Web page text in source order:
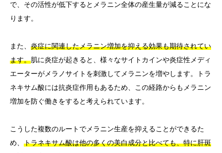
で、その活性が低下するとメラニン全体の産生量が減ることにな
ります。
また、 炎症に関連したメラニン増加を抑える効果も期待されてい
ます。肌に炎症が起きると、様々なサイトカインや炎症性メディ
エーターがメラノサイトを刺激してメラニンを増やします。トラ
ネキサム酸には抗炎症作用もあるため、この経路からもメラニン
増加を防ぐ働きをすると考えられています。
こうした複数のルートでメラニン生産を抑えることができるた
め、 トラネキサム酸は他の多くの美白成分と比べても、特に肝斑